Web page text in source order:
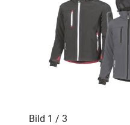
Bild 1 / 3